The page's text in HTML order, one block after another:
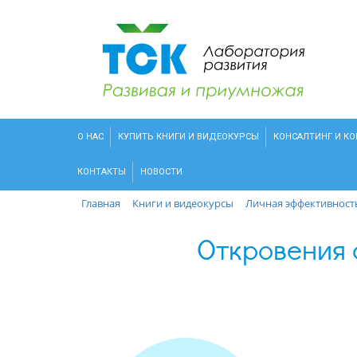
О НАС КУПИТЬ КНИГИ И ВИДЕОКУРСЫ КОНСАЛТИНГ И
КОНТАКТЫ НОВОСТИ
Главная Книги и видеокурсы Личная
Откровения